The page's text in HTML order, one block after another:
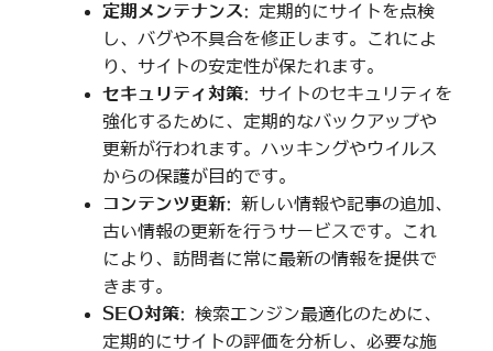
定期メンテナンス: 定期的にサイトを点検
し、バグや不具合を修正します。これによ
り、サイトの安定性が保たれます。
セキュリティ対策: サイトのセキュリティを
強化するために、定期的なバックアップや
更新が行われます。ハッキングやウイルス
からの保護が目的です。
コンテンツ更新: 新しい情報や記事の追加、
古い情報の更新を行うサービスです。これ
により、訪問者に常に最新の情報を提供で
きます。
SEO対策: 検索エンジン最適化のために、
定期的にサイトの評価を分析し、必要な施